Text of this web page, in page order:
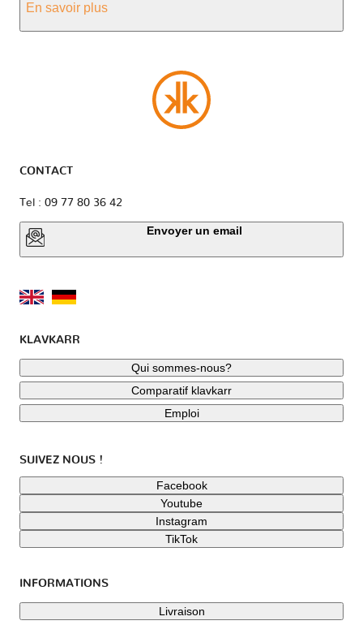
En savoir plus
CONTACT
Tel : 09 77 80 36 42
Envoyer un email
KLAVKARR
Qui sommes-nous?
Comparatif klavkarr
Emploi
SUIVEZ NOUS !
Facebook
Youtube
Instagram
TikTok
INFORMATIONS
Livraison